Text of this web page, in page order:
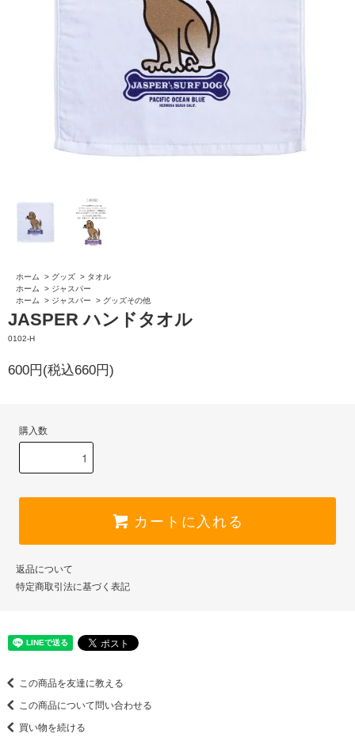
ホーム > グッズ > タオル
ホーム
> ジャスパー
ホーム
> ジャスパー > グッズその他
JASPER ハンドタオル
0102-H
600円(税込660円)
購入数
カートに入れる
返品について
特定商取引法に基づく表記
この商品を友達に教える
この商品について問い合わせる
買い物を続ける